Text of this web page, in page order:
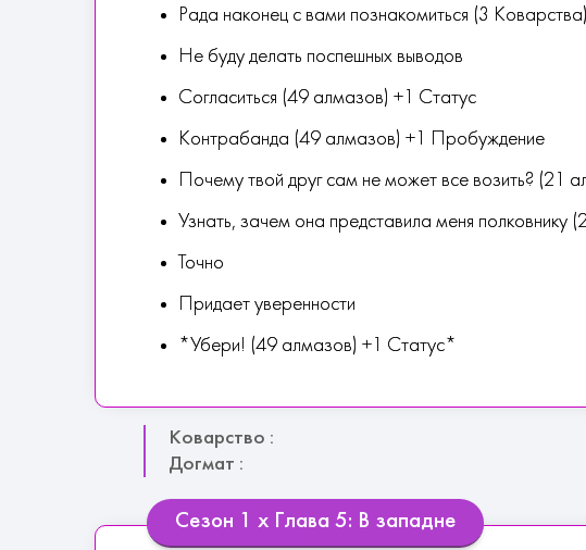
Рада наконец с вами познакомиться (3
Не буду делать поспешных выводов
Согласиться (49 алмазов) +1 Статус
Контрабанда (49 алмазов) +1 Пробуждение
Почему твой друг сам не может все возить? (21
Узнать, зачем она представила меня полковнику
Точно
Придает уверенности
*Убери! (49 алмазов) +1 Статус*
Коварство :
Догмат :
Сезон 1 х Глава 5: В западне